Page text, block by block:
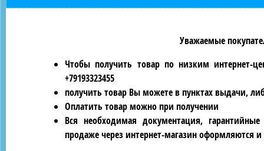
Уважаемые
Чтобы получить товар по низким интернет-
+79193323455
получить товар Вы можете в пунктах выдачи,
Оплатить товар можно при получении
Вся необходимая документация,
продаже через интернет-магазин оформляются